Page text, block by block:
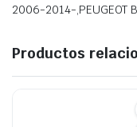
2006-2014-,PEUGEOT
Productos